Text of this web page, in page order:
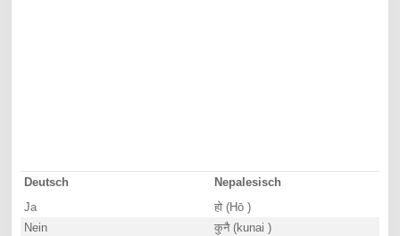
Deutsch
Nepalesisch
Ja
हो (Hō )
Nein
कुनै (kunai )